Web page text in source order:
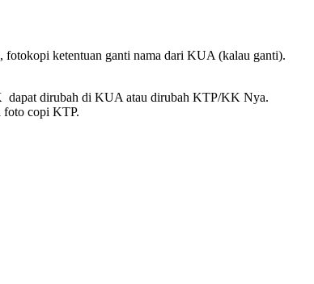
ketentuan ganti nama dari KUA (kalau ganti).
dapat dirubah di KUA atau dirubah KTP/KK Nya.
foto copi KTP.